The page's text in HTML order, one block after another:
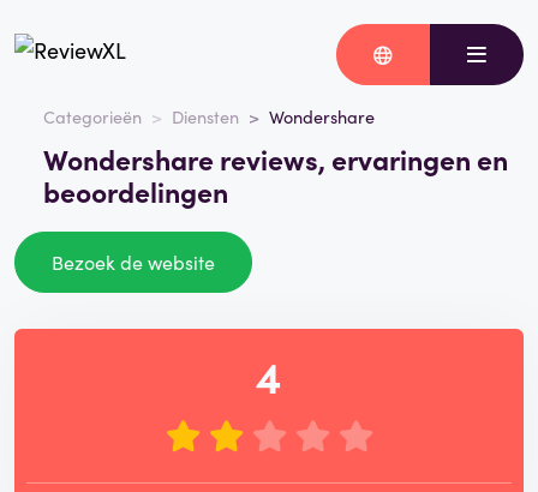
Categorieën Diensten Wondershare
Wondershare reviews, ervaringen en
beoordelingen
Bezoek de website
4